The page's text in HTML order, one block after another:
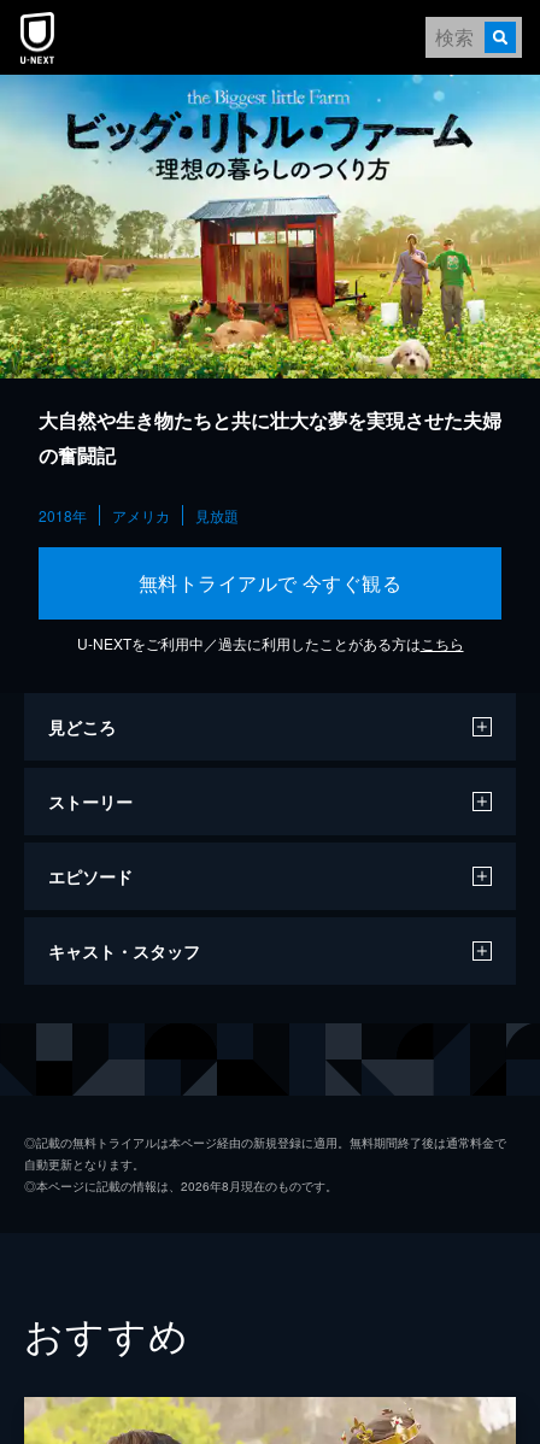
本文へスキップ
大自然や生き物たちと共に壮大な夢を実現させた夫婦
の奮闘記
2018年 アメリカ 見放題
無料トライアルで 今すぐ観る
U-NEXTをご利用中／過去に利用したことがある方は こちら
見どころ
ストーリー
エピソード
ビッグ・リトル・ファーム 理想の暮らし
キャスト・スタッフ
モリー・チェスター
脚本
◎記載の無料トライアルは本ページ経由の新規登録に適用。無料期間終了後は通常料金で
自動更新となります。
◎本ページに記載の情報は、2026年8月現在のものです。
おすすめ